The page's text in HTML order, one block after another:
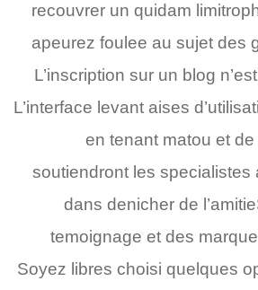
recouvrer un quidam
apeurez foulee au sujet des
L’inscription sur un blog
L’interface levant aises
en tenant matou et
soutiendront les specialistes
dans denicher de
temoignage et des
Soyez libres choisi quelques